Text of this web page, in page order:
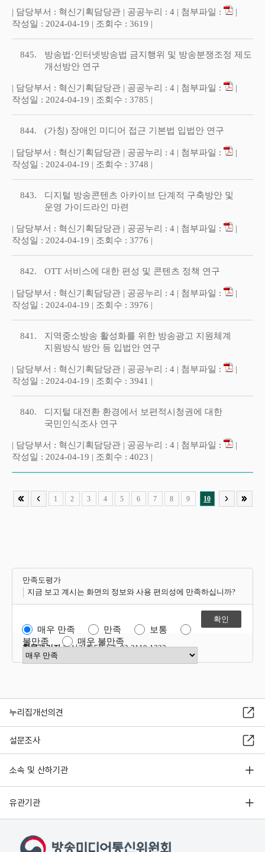
| 담당부서 : 혁신기획담당관 | 공공누리 : 4 | 첨부파일 :
|
작성일 : 2024-04-19 | 조회수 : 3619 |
845.
방송법·인터넷방송법 금지행위 및 방송분쟁조정 제도
개선방안 연구
| 담당부서 : 혁신기획담당관 | 공공누리 : 4 | 첨부파일 :
|
작성일 : 2024-04-19 | 조회수 : 3785 |
844. (가칭) 장애인 미디어 접근 기본법 입법안 연구
| 담당부서 : 혁신기획담당관 | 공공누리 : 4 | 첨부파일 :
|
작성일 : 2024-04-19 | 조회수 : 3748 |
843.
디지털 방송콘텐츠 아카이브 단계적 구축방안 및
운영 가이드라인 마련
| 담당부서 : 혁신기획담당관 | 공공누리 : 4 | 첨부파일 :
|
작성일 : 2024-04-19 | 조회수 : 3776 |
842. OTT 서비스에 대한 편성 및 콘텐츠 정책 연구
| 담당부서 : 혁신기획담당관 | 공공누리 : 4 | 첨부파일 :
|
작성일 : 2024-04-19 | 조회수 : 3976 |
841.
지역중소방송 활성화를 위한 방송광고 지원체계
지원방식 방안 등 입법안 연구
| 담당부서 : 혁신기획담당관 | 공공누리 : 4 | 첨부파일 :
|
작성일 : 2024-04-19 | 조회수 : 3941 |
840.
디지털 대전환 환경에서 보편적시청권에 대한
국민인식조사 연구
| 담당부서 : 혁신기획담당관 | 공공누리 : 4 | 첨부파일 :
|
작성일 : 2024-04-19 | 조회수 : 4023 |
1 2 3 4 5 6 7 8 9 10
만족도평가
지금 보고 계시는 화면의 정보와 사용 편의성에 만족하십니까?
매우 만족 만족
보통
불만족
매우 불만족
만족도 점수 선택
항목관리자혁신기획담당관 02-2110-1323
누리집개선의견
설문조사
소속 및 산하기관
유관기관